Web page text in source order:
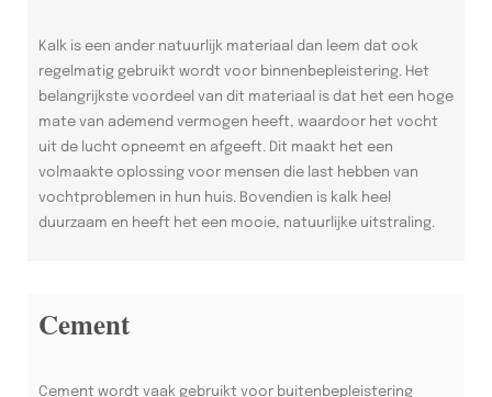
Kalk is een ander natuurlijk materiaal dan leem dat ook
regelmatig gebruikt wordt voor binnenbepleistering. Het
belangrijkste voordeel van dit materiaal is dat het een hoge
mate van ademend vermogen heeft, waardoor het vocht
uit de lucht opneemt en afgeeft. Dit maakt het een
volmaakte oplossing voor mensen die last hebben van
vochtproblemen in hun huis. Bovendien is kalk heel
duurzaam en heeft het een mooie, natuurlijke uitstraling.
Cement
Cement wordt vaak gebruikt voor buitenbepleistering